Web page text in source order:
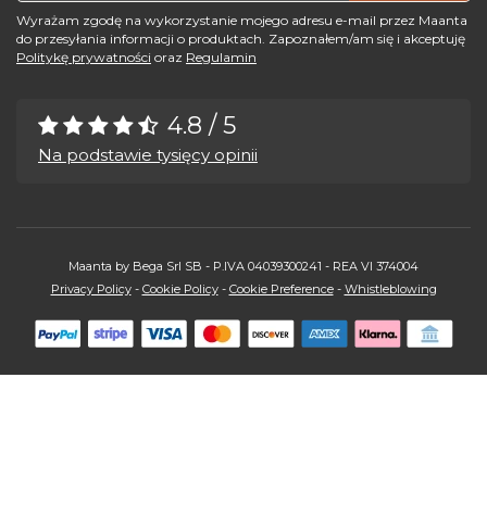
Wyrażam zgodę na wykorzystanie mojego adresu e-mail przez Maanta
do przesyłania informacji o produktach. Zapoznałem/am się i akceptuję
Politykę prywatności oraz Regulamin
4.8 / 5
Na podstawie tysięcy opinii
Maanta by Bega Srl SB - P.IVA 04039300241 - REA VI 374004
Privacy Policy- Cookie Policy- Cookie Preference- Whistleblowing